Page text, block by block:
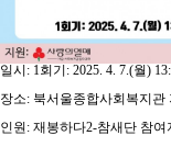
일시: 1회기: 2025. 4. 7.(월)
장소: 북서울종합사회복지관
인원: 재봉하다2-참새단 참